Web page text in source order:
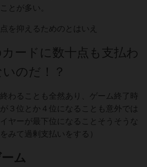
とが多い。
を抑えるためのとはいえ
ードに数十点も支払わ
のだ！？
わることも全然あり、ゲーム終了時
３位とか４位になることも意外では
ヤーが最下位になることそうそうな
みて過剰支払いをする）
ム